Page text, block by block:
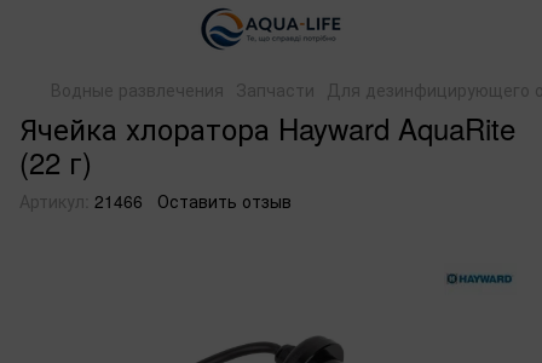
Водные развлечения Запчасти Для дезинфицирующего
Ячейка хлоратора Hayward AquaRite
(22 г)
Артикул: 21466 Оставить отзыв